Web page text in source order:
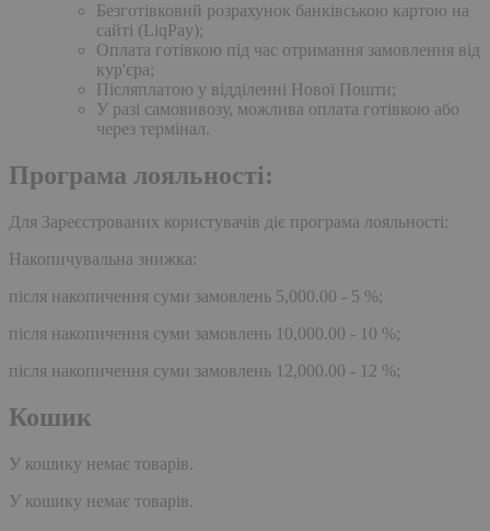
Безготівковий розрахунок банківською картою на
сайті (LiqPay);
Оплата готівкою під час отримання замовлення від
кур'єра;
Післяплатою у відділенні Нової Пошти;
У разі самовивозу, можлива оплата готівкою або
через термінал.
Програма лояльності:
Для Зареєстрованих користувачів діє програма лояльності:
Накопичувальна знижка:
після накопичення суми замовлень 5,000.00 - 5 %;
після накопичення суми замовлень 10,000.00 - 10 %;
після накопичення суми замовлень 12,000.00 - 12 %;
Кошик
У кошику немає товарів.
У кошику немає товарів.